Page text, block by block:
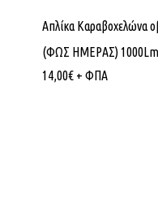
Απλίκα Καραβοχελώνα
(ΦΩΣ ΗΜΕΡΑΣ) 1000Lm
14,00€ + ΦΠΑ